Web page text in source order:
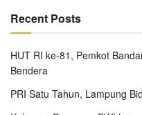
Recent Posts
HUT RI ke-81, Pemkot
Bendera
PRI Satu Tahun, Lampung